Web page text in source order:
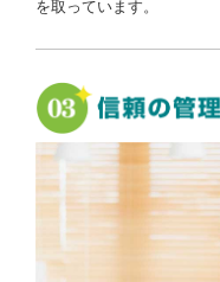
を取っています。